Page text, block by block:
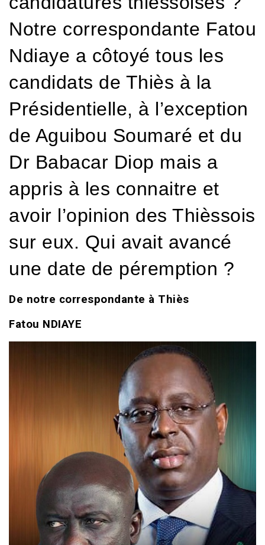
Notre correspondante Fatou
Ndiaye a côtoyé tous les
candidats de Thiès à la
Présidentielle, à l’exception
de Aguibou Soumaré et du
Dr Babacar Diop mais a
appris à les connaitre et
avoir l’opinion des Thièssois
sur eux. Qui avait avancé
une date de péremption ?
De notre correspondante à Thiès
Fatou NDIAYE